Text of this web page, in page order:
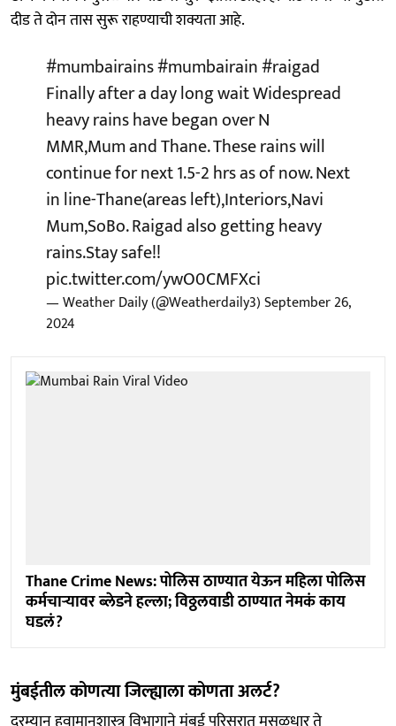
दीड ते दोन तास सुरू राहण्याची शक्यता आहे.
#mumbairains#mumbairain#raigad
Finally after a day long wait Widespread
heavy rains have began over N
MMR,Mum and Thane. These rains will
continue for next 1.5-2 hrs as of now. Next
in line-Thane(areas left),Interiors,Navi
Mum,SoBo. Raigad also getting heavy
rains.Stay safe!!
pic.twitter.com/ywO0CMFXci
— Weather Daily (@Weatherdaily3)September 26,
2024
Thane Crime News: पोलिस ठाण्यात येऊन महिला पोलिस
कर्मचाऱ्यावर ब्लेडने हल्ला; विठ्ठलवाडी ठाण्यात नेमकं काय
घडलं?
मुंबईतील कोणत्या जिल्ह्याला कोणता अलर्ट?